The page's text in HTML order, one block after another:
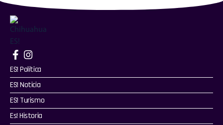
ES! Política
ES! Noticia
ES! Turismo
Es! Historia